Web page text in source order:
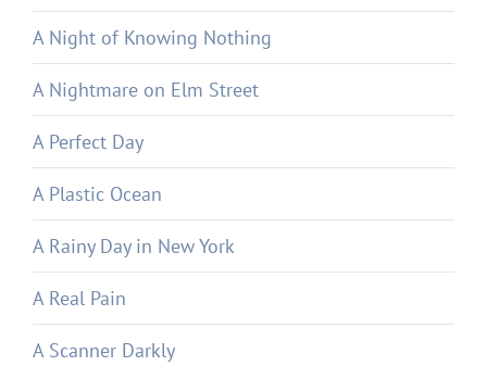
A Night of Knowing Nothing
A Nightmare on Elm Street
A Perfect Day
A Plastic Ocean
A Rainy Day in New York
A Real Pain
A Scanner Darkly